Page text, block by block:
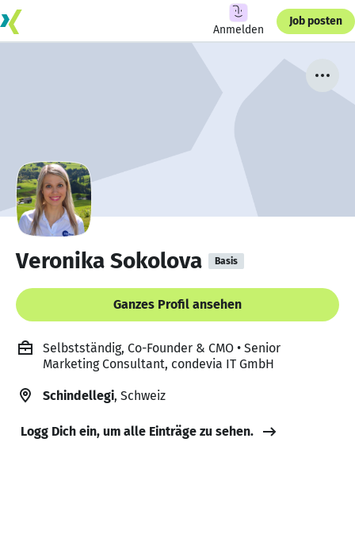
Anmelden
Job posten
Veronika Sokolova Basis
Ganzes Profil ansehen
Selbstständig, Co-Founder & CMO • Senior
Marketing Consultant, condevia IT GmbH
Schindellegi, Schweiz
Logg Dich ein, um alle Einträge zu sehen.